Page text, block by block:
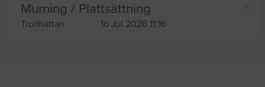
Murning / Plattsättning
Trollhättan 16 Jul 2026 11:16